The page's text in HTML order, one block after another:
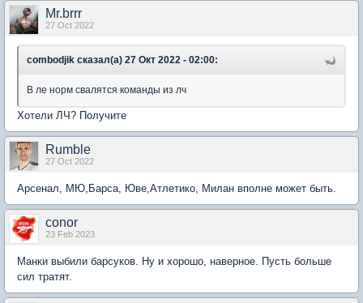
Mr.brrr
27 Oct 2022
combodjik сказал(а) 27 Окт 2022 - 02:00:
В ле норм свалятся команды из лч
Хотели ЛЧ? Получите
Rumble
27 Oct 2022
Арсенал, МЮ,Барса, Юве,Атлетико, Милан вполне может быть.
conor
23 Feb 2023
Манки выбили барсуков. Ну и хорошо, наверное. Пусть больше
сил тратят.